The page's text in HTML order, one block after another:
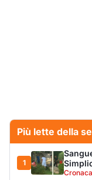
Più lette della
1
Cronaca